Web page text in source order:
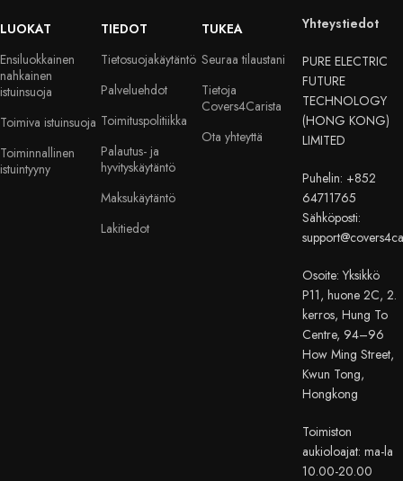
LUOKAT
Ensiluokkainen
nahkainen
istuinsuoja
Toimiva istuinsuoja
Toiminnallinen
istuintyyny
TIEDOT
Tietosuojakäytäntö
Palveluehdot
Toimituspolitiikka
Palautus- ja
hyvityskäytäntö
Maksukäytäntö
Lakitiedot
TUKEA
Seuraa tilaustani
Tietoja
Covers4Carista
Ota yhteyttä
Yhteystiedot
PURE ELECTRIC
FUTURE
TECHNOLOGY
(HONG KONG)
LIMITED
Puhelin: +852
64711765
Sähköposti:
Osoite: Yksikkö
P11, huone 2C, 2.
kerros, Hung To
Centre, 94–96
How Ming Street,
Kwun Tong,
Hongkong
Toimiston
aukioloajat: ma-la
10.00-20.00